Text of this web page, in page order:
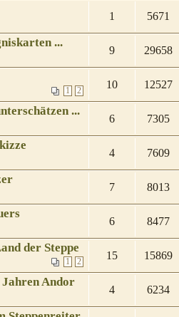
1 5671
...
9 29658
1 2
10 12527
...
6 7305
4 7609
7 8013
6 8477
der Steppe
1 2
15 15869
Jahren Andor
4 6234